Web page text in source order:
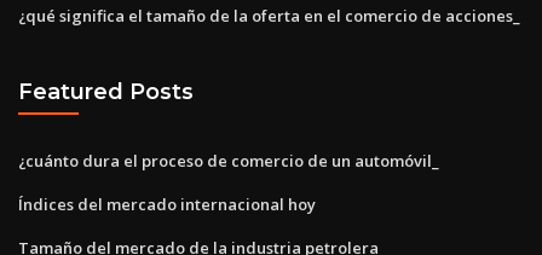
¿qué significa el tamaño de la oferta en el comercio de acciones_
Featured Posts
¿cuánto dura el proceso de comercio de un automóvil_
Índices del mercado internacional hoy
Tamaño del mercado de la industria petrolera